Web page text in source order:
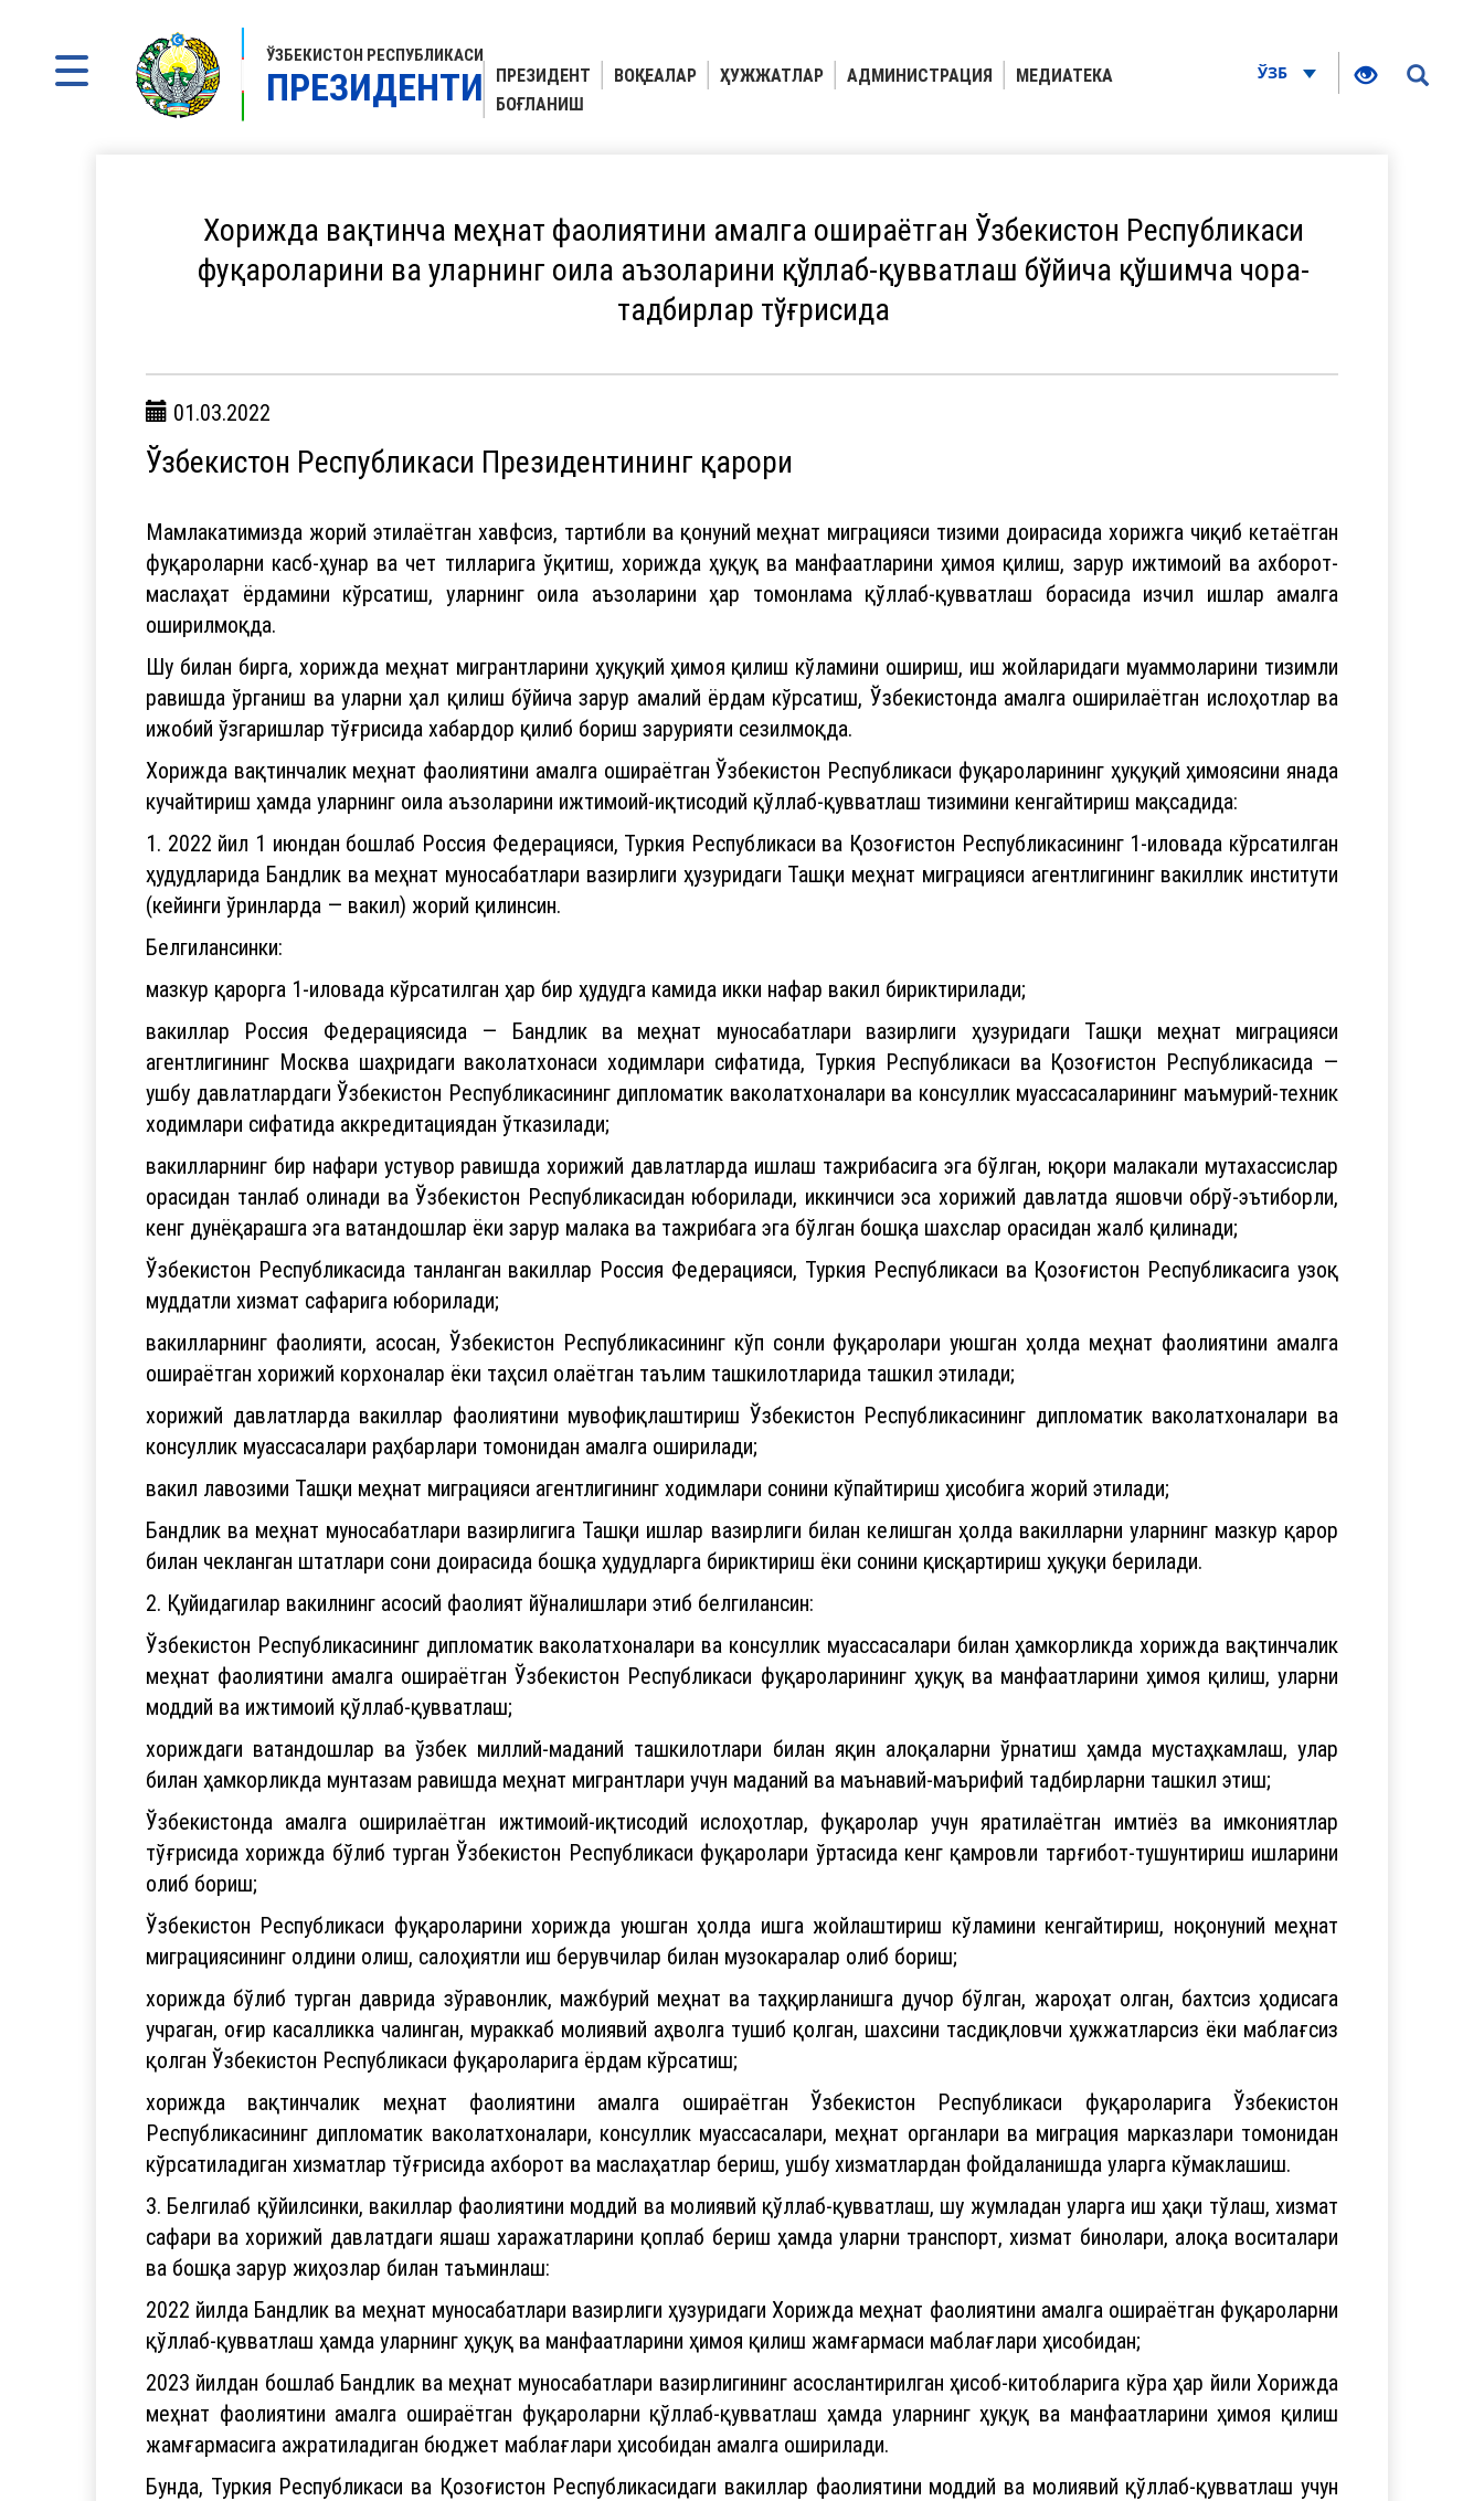
ЎЗБЕКИСТОН РЕСПУБЛИКАСИ
ПРЕЗИДЕНТИ ПРЕЗИДЕНТ ВОҚЕАЛАР ҲУЖЖАТЛАР АДМИНИСТРАЦИЯ
МЕДИАТЕКА
БОҒЛАНИШ
ЎЗБ
Хорижда вақтинча меҳнат фаолиятини амалга ошираётган Ўзбекистон Республикаси
фуқароларини ва уларнинг оила аъзоларини қўллаб-қувватлаш бўйича қўшимча чора-
тадбирлар тўғрисида
01.03.2022
Ўзбекистон Республикаси Президентининг қарори
Мамлакатимизда жорий этилаётган хавфсиз, тартибли ва қонуний меҳнат миграцияси тизими доирасида хорижга чиқиб кетаётган
фуқароларни касб-ҳунар ва чет тилларига ўқитиш, хорижда ҳуқуқ ва манфаатларини ҳимоя қилиш, зарур ижтимоий ва ахборот-
маслаҳат ёрдамини кўрсатиш, уларнинг оила аъзоларини ҳар томонлама қўллаб-қувватлаш борасида изчил ишлар амалга
оширилмоқда.
Шу билан бирга, хорижда меҳнат мигрантларини ҳуқуқий ҳимоя қилиш кўламини ошириш, иш жойларидаги муаммоларини тизимли
равишда ўрганиш ва уларни ҳал қилиш бўйича зарур амалий ёрдам кўрсатиш, Ўзбекистонда амалга оширилаётган ислоҳотлар ва
ижобий ўзгаришлар тўғрисида хабардор қилиб бориш зарурияти сезилмоқда.
Хорижда вақтинчалик меҳнат фаолиятини амалга ошираётган Ўзбекистон Республикаси фуқароларининг ҳуқуқий ҳимоясини янада
кучайтириш ҳамда уларнинг оила аъзоларини ижтимоий-иқтисодий қўллаб-қувватлаш тизимини кенгайтириш мақсадида:
1. 2022 йил 1 июндан бошлаб Россия Федерацияси, Туркия Республикаси ва Қозоғистон Республикасининг 1-иловада кўрсатилган
ҳудудларида Бандлик ва меҳнат муносабатлари вазирлиги ҳузуридаги Ташқи меҳнат миграцияси агентлигининг вакиллик институти
(кейинги ўринларда — вакил) жорий қилинсин.
Белгилансинки:
мазкур қарорга 1-иловада кўрсатилган ҳар бир ҳудудга камида икки нафар вакил бириктирилади;
вакиллар Россия Федерациясида — Бандлик ва меҳнат муносабатлари вазирлиги ҳузуридаги Ташқи меҳнат миграцияси
агентлигининг Москва шаҳридаги ваколатхонаси ходимлари сифатида, Туркия Республикаси ва Қозоғистон Республикасида —
ушбу давлатлардаги Ўзбекистон Республикасининг дипломатик ваколатхоналари ва консуллик муассасаларининг маъмурий-техник
ходимлари сифатида аккредитациядан ўтказилади;
вакилларнинг бир нафари устувор равишда хорижий давлатларда ишлаш тажрибасига эга бўлган, юқори малакали мутахассислар
орасидан танлаб олинади ва Ўзбекистон Республикасидан юборилади, иккинчиси эса хорижий давлатда яшовчи обрў-эътиборли,
кенг дунёқарашга эга ватандошлар ёки зарур малака ва тажрибага эга бўлган бошқа шахслар орасидан жалб қилинади;
Ўзбекистон Республикасида танланган вакиллар Россия Федерацияси, Туркия Республикаси ва Қозоғистон Республикасига узоқ
муддатли хизмат сафарига юборилади;
вакилларнинг фаолияти, асосан, Ўзбекистон Республикасининг кўп сонли фуқаролари уюшган ҳолда меҳнат фаолиятини амалга
ошираётган хорижий корхоналар ёки таҳсил олаётган таълим ташкилотларида ташкил этилади;
хорижий давлатларда вакиллар фаолиятини мувофиқлаштириш Ўзбекистон Республикасининг дипломатик ваколатхоналари ва
консуллик муассасалари раҳбарлари томонидан амалга оширилади;
вакил лавозими Ташқи меҳнат миграцияси агентлигининг ходимлари сонини кўпайтириш ҳисобига жорий этилади;
Бандлик ва меҳнат муносабатлари вазирлигига Ташқи ишлар вазирлиги билан келишган ҳолда вакилларни уларнинг мазкур қарор
билан чекланган штатлари сони доирасида бошқа ҳудудларга бириктириш ёки сонини қисқартириш ҳуқуқи берилади.
2. Қуйидагилар вакилнинг асосий фаолият йўналишлари этиб белгилансин:
Ўзбекистон Республикасининг дипломатик ваколатхоналари ва консуллик муассасалари билан ҳамкорликда хорижда вақтинчалик
меҳнат фаолиятини амалга ошираётган Ўзбекистон Республикаси фуқароларининг ҳуқуқ ва манфаатларини ҳимоя қилиш, уларни
моддий ва ижтимоий қўллаб-қувватлаш;
хориждаги ватандошлар ва ўзбек миллий-маданий ташкилотлари билан яқин алоқаларни ўрнатиш ҳамда мустаҳкамлаш, улар
билан ҳамкорликда мунтазам равишда меҳнат мигрантлари учун маданий ва маънавий-маърифий тадбирларни ташкил этиш;
Ўзбекистонда амалга оширилаётган ижтимоий-иқтисодий ислоҳотлар, фуқаролар учун яратилаётган имтиёз ва имкониятлар
тўғрисида хорижда бўлиб турган Ўзбекистон Республикаси фуқаролари ўртасида кенг қамровли тарғибот-тушунтириш ишларини
олиб бориш;
Ўзбекистон Республикаси фуқароларини хорижда уюшган ҳолда ишга жойлаштириш кўламини кенгайтириш, ноқонуний меҳнат
миграциясининг олдини олиш, салоҳиятли иш берувчилар билан музокаралар олиб бориш;
хорижда бўлиб турган даврида зўравонлик, мажбурий меҳнат ва таҳқирланишга дучор бўлган, жароҳат олган, бахтсиз ҳодисага
учраган, оғир касалликка чалинган, мураккаб молиявий аҳволга тушиб қолган, шахсини тасдиқловчи ҳужжатларсиз ёки маблағсиз
қолган Ўзбекистон Республикаси фуқароларига ёрдам кўрсатиш;
хорижда вақтинчалик меҳнат фаолиятини амалга ошираётган Ўзбекистон Республикаси фуқароларига Ўзбекистон
Республикасининг дипломатик ваколатхоналари, консуллик муассасалари, меҳнат органлари ва миграция марказлари томонидан
кўрсатиладиган хизматлар тўғрисида ахборот ва маслаҳатлар бериш, ушбу хизматлардан фойдаланишда уларга кўмаклашиш.
3. Белгилаб қўйилсинки, вакиллар фаолиятини моддий ва молиявий қўллаб-қувватлаш, шу жумладан уларга иш ҳақи тўлаш, хизмат
сафари ва хорижий давлатдаги яшаш харажатларини қоплаб бериш ҳамда уларни транспорт, хизмат бинолари, алоқа воситалари
ва бошқа зарур жиҳозлар билан таъминлаш:
2022 йилда Бандлик ва меҳнат муносабатлари вазирлиги ҳузуридаги Хорижда меҳнат фаолиятини амалга ошираётган фуқароларни
қўллаб-қувватлаш ҳамда уларнинг ҳуқуқ ва манфаатларини ҳимоя қилиш жамғармаси маблағлари ҳисобидан;
2023 йилдан бошлаб Бандлик ва меҳнат муносабатлари вазирлигининг асослантирилган ҳисоб-китобларига кўра ҳар йили Хорижда
меҳнат фаолиятини амалга ошираётган фуқароларни қўллаб-қувватлаш ҳамда уларнинг ҳуқуқ ва манфаатларини ҳимоя қилиш
жамғармасига ажратиладиган бюджет маблағлари ҳисобидан амалга оширилади.
Бунда, Туркия Республикаси ва Қозоғистон Республикасидаги вакиллар фаолиятини моддий ва молиявий қўллаб-қувватлаш учун